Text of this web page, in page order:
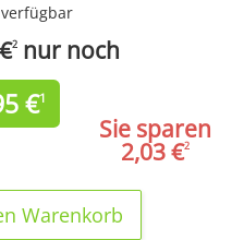
2nur noch
€1
Sie sparen
2,03 €2
Warenkorb